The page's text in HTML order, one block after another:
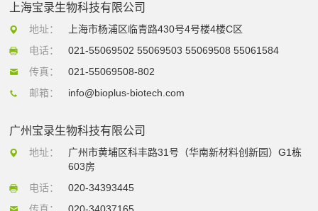
上海宝录生物科技有限公司
地址：
上海市杨浦区临青路430号4号楼4楼C区
电话：
021-55069502 55069503 55069508 55061584
传真：
021-55069508-802
邮箱：
info@bioplus-biotech.com
广州宝录生物科技有限公司
地址：
广州市黄埔区科丰路31号（华南新材料创新园）G1栋
603房
电话：
020-34393445